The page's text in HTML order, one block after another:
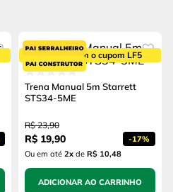
5% OFF com o cupom LF5
Trena Manual 5m Starrett
STS34-5ME
R$ 23,90
R$ 19,90 -17%
Ou em até 2x de R$ 10,48
ADICIONAR AO CARRINHO